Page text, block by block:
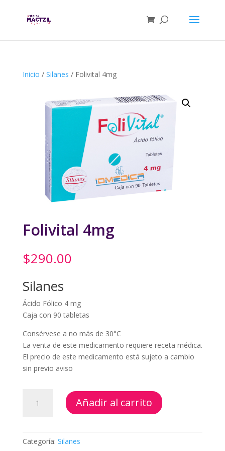
Inicio / Silanes / Folivital 4mg
Folivital 4mg
$290.00
Silanes
Ácido Fólico 4 mg
Caja con 90 tabletas
Consérvese a no más de 30°C
La venta de este medicamento requiere receta médica.
El precio de este medicamento está sujeto a cambio
sin previo aviso
Añadir al carrito
Categoría: Silanes